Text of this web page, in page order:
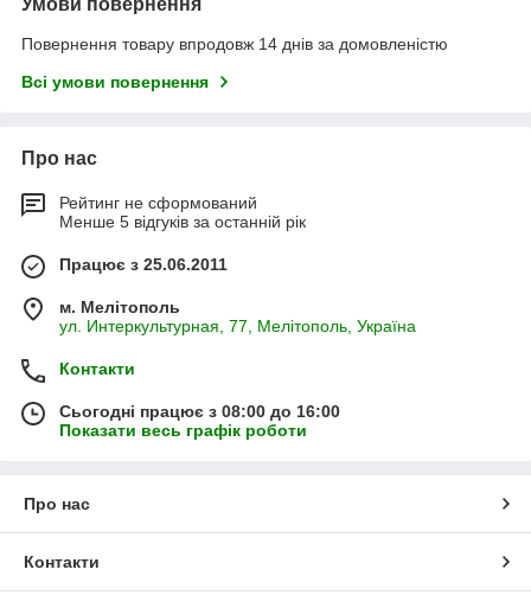
Повернення товару впродовж 14 днів за домовленістю
Всі умови повернення
Про нас
Рейтинг не сформований
Менше 5 відгуків за останній рік
Працює з 25.06.2011
м. Мелітополь
ул. Интеркультурная, 77, Мелітополь, Україна
Контакти
Сьогодні працює з 08:00 до 16:00
Показати весь графік роботи
Про нас
Контакти